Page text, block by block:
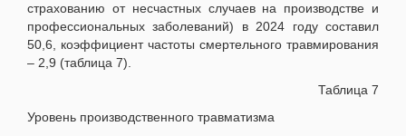
страхованию от несчастных случаев на производстве и
профессиональных заболеваний) в 2024 году составил
50,6, коэффициент частоты смертельного травмирования
– 2,9 (таблица 7).
Таблица 7
Уровень производственного травматизма